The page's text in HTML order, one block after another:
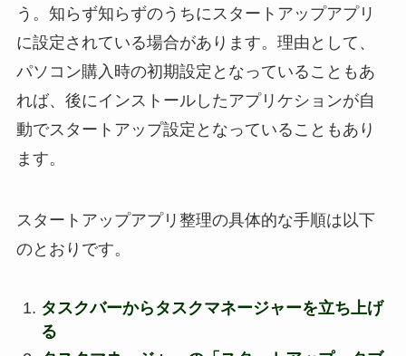
う。知らず知らずのうちにスタートアップアプリ
に設定されている場合があります。理由として、
パソコン購入時の初期設定となっていることもあ
れば、後にインストールしたアプリケションが自
動でスタートアップ設定となっていることもあり
ます。
スタートアップアプリ整理の具体的な手順は以下
のとおりです。
タスクバーからタスクマネージャーを立ち上げ
る